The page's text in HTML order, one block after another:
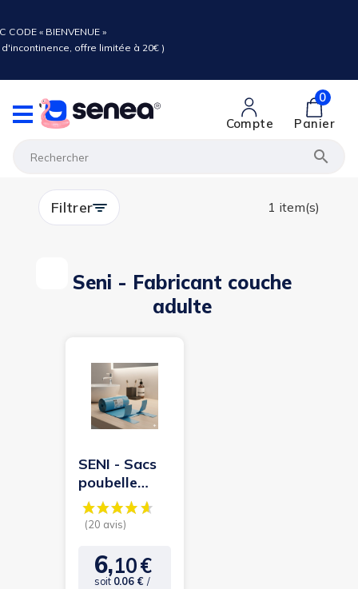
CODE « BIENVENUE »
offre limitée à 20€ )

Compte
0
Panier
Filtrer 1 item(s)
Seni - Fabricant couche
adulte
SENI - Sacs
poubelle
pour les
couches
(100 unités)
Prix
6,10€
soit 0.06 €/